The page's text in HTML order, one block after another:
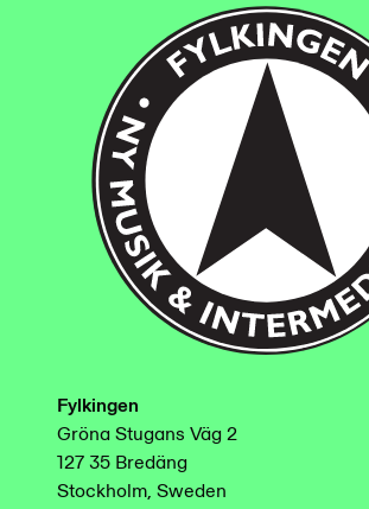
Fylkingen
Gröna Stugans Väg 2
127 35 Bredäng
Stockholm, Sweden